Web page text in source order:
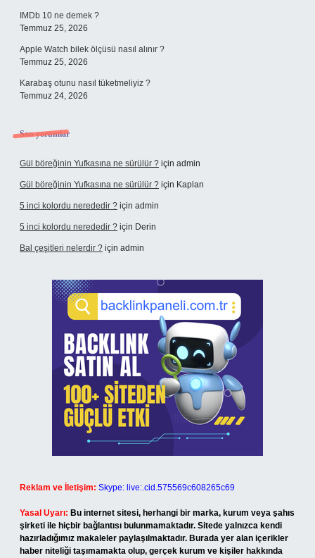
IMDb 10 ne demek ?
Temmuz 25, 2026
Apple Watch bilek ölçüsü nasıl alınır ?
Temmuz 25, 2026
Karabaş otunu nasıl tüketmeliyiz ?
Temmuz 24, 2026
Son yorumlar
Gül böreğinin Yufkasına ne sürülür ? için admin
Gül böreğinin Yufkasına ne sürülür ? için Kaplan
5 inci kolordu nerededir ? için admin
5 inci kolordu nerededir ? için Derin
Bal çeşitleri nelerdir ? için admin
Reklam ve İletişim: Skype: live:.cid.575569c608265c69
Yasal Uyarı: Bu internet sitesi, herhangi bir marka, kurum veya şahıs
şirketi ile hiçbir bağlantısı bulunmamaktadır. Sitede yalnızca kendi
hazırladığımız makaleler paylaşılmaktadır. Burada yer alan içerikler
haber niteliği taşımamakta olup, gerçek kurum ve kişiler hakkında